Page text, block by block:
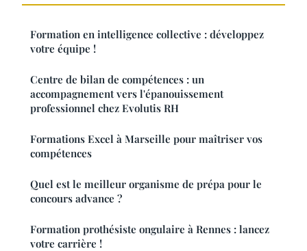
Formation en intelligence collective : développez
votre équipe !
Centre de bilan de compétences : un
accompagnement vers l'épanouissement
professionnel chez Evolutis RH
Formations Excel à Marseille pour maîtriser vos
compétences
Quel est le meilleur organisme de prépa pour le
concours advance ?
Formation prothésiste ongulaire à Rennes : lancez
votre carrière !